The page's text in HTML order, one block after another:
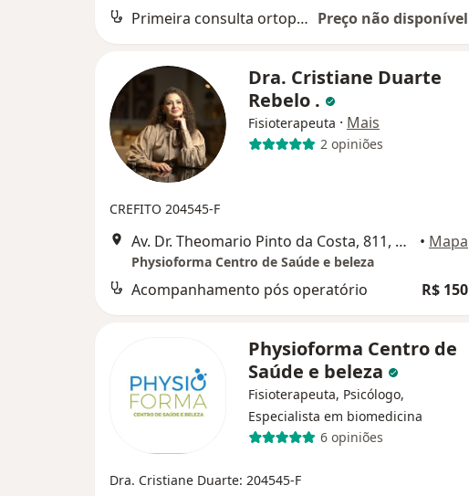
Primeira consulta ortopedia e traumatologia Preço não disponível
Dra. Cristiane Duarte
Rebelo .
Fisioterapeuta · Mais
2 opiniões
CREFITO 204545-F
Av. Dr. Theomario Pinto da Costa, 811, Manaus • Mapa
Physioforma Centro de Saúde e beleza
Acompanhamento pós operatório R$ 150
Physioforma Centro de
Saúde e beleza
Fisioterapeuta, Psicólogo,
Especialista em biomedicina
6 opiniões
Dra. Cristiane Duarte: 204545-F